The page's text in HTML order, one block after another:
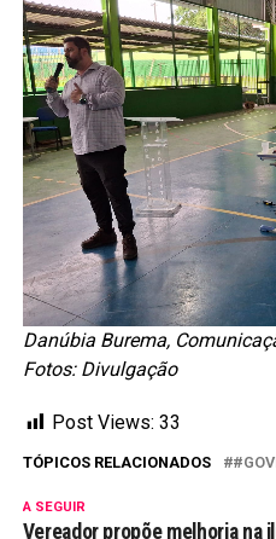
Danúbia Burema,
Fotos: Divulgação
Post Views: 33
TÓPICOS RELACIONADOS
A SEGUIR
Vereador propõe melhoria na